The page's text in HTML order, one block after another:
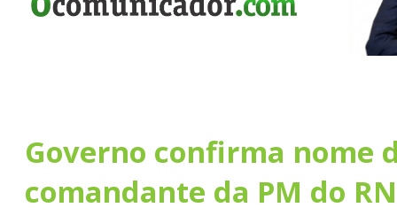
Governo confirma nome
comandante da PM do RN